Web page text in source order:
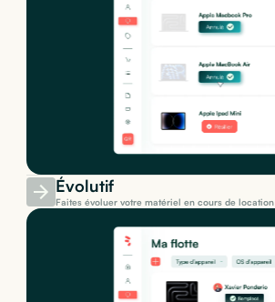
Évolutif
Faites évoluer votre matériel en cours de location